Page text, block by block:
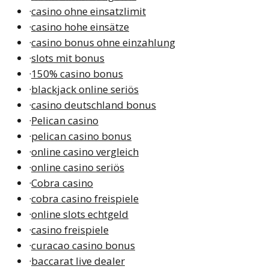
·casino ohne einsatzlimit
·casino hohe einsätze
·casino bonus ohne einzahlung
·slots mit bonus
·150% casino bonus
·blackjack online seriös
·casino deutschland bonus
·Pelican casino
·pelican casino bonus
·online casino vergleich
·online casino seriös
·Cobra casino
·cobra casino freispiele
·online slots echtgeld
·casino freispiele
·curacao casino bonus
·baccarat live dealer